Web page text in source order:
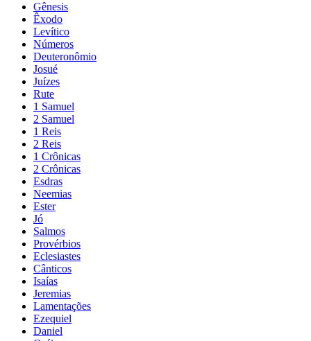
Gênesis
Êxodo
Levítico
Números
Deuteronômio
Josué
Juízes
Rute
1 Samuel
2 Samuel
1 Reis
2 Reis
1 Crônicas
2 Crônicas
Esdras
Neemias
Ester
Jó
Salmos
Provérbios
Eclesiastes
Cânticos
Isaías
Jeremias
Lamentações
Ezequiel
Daniel